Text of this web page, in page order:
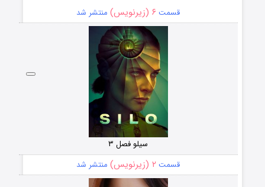
قسمت ۶ (زیرنویس) منتشر شد
سیلو فصل ۳
قسمت ۲ (زیرنویس) منتشر شد